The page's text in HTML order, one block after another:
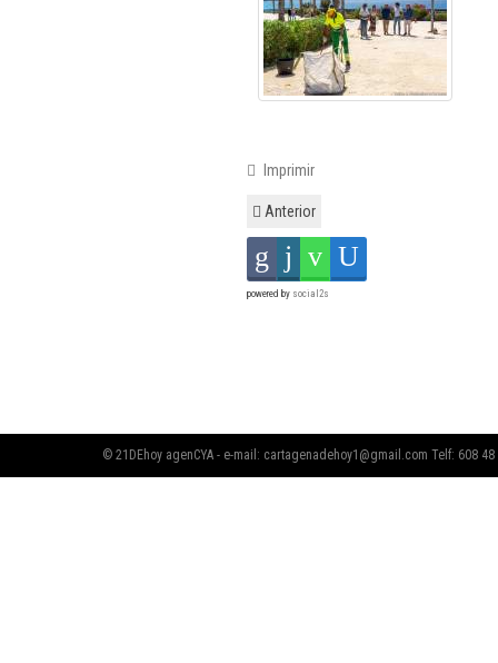
Imprimir
Anterior
powered by social2s
© 21DEhoy agenCYA - e-mail: cartagenadehoy1@gmail.com Telf: 608 48